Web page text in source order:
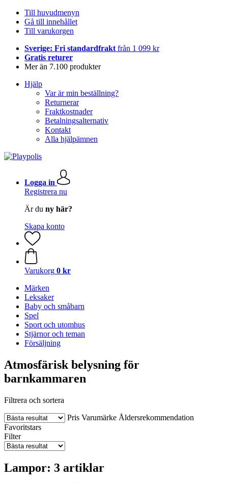
Till huvudmenyn
Gå till innehållet
Till varukorgen
Sverige: Fri standardfrakt från 1 099 kr
Gratis returer
Mer än 7.100 produkter
Hjälp
Var är min beställning?
Returnerar
Fraktkostnader
Betalningsalternativ
Kontakt
Alla hjälpämnen
Logga in
Registrera nu
Är du ny här?
Skapa konto
Varukorg 0 kr
Märken
Leksaker
Baby och småbarn
Spel
Sport och utomhus
Stjärnor och teman
Försäljning
Atmosfärisk belysning för
barnkammaren
Filtrera och sortera
Pris Varumärke Åldersrekommendation
Favoritstars
Filter
Lampor: 3 artiklar